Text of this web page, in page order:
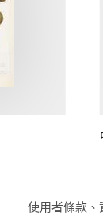
使用者條款